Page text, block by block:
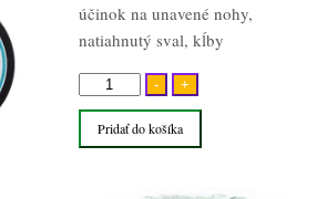
účinok na unavené nohy,
natiahnutý sval, kĺby
-
množstvo
Kostihojová
bylinná
+
Pridať do košíka